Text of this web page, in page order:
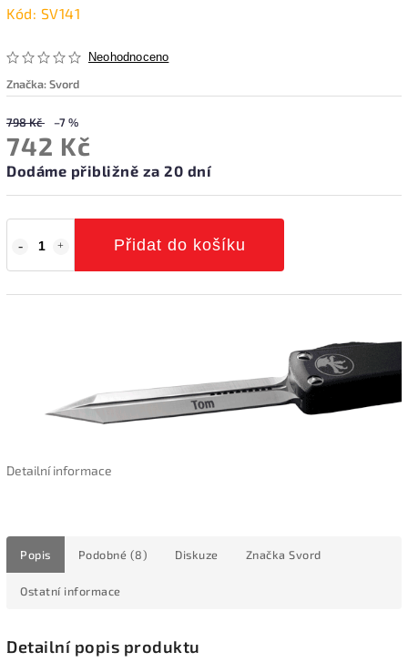
Kód: SV141
Neohodnoceno
Značka:Svord
798 Kč –7 %
742 Kč
Dodáme přibližně za 20 dní
Přidat do košíku
Detailní informace
Popis Podobné (8) Diskuze Značka Svord
Ostatní informace
Detailní popis produktu